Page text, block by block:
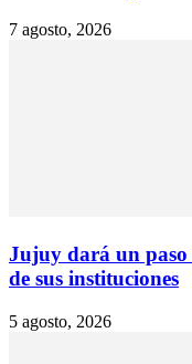
7 agosto, 2026
Jujuy dará un paso
de sus instituciones
5 agosto, 2026